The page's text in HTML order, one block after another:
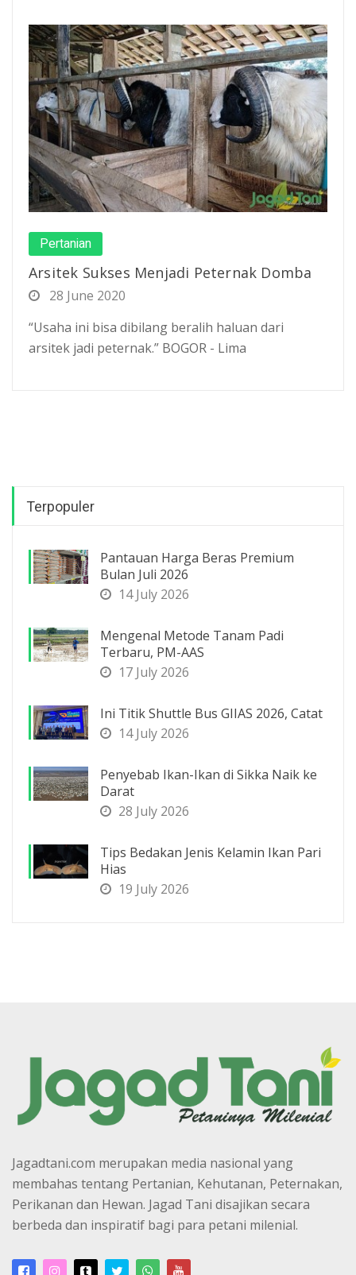
Pertanian
Arsitek Sukses Menjadi Peternak Domba
28 June 2020
“Usaha ini bisa dibilang beralih haluan dari
arsitek jadi peternak.” BOGOR - Lima
Terpopuler
Pantauan Harga Beras Premium
Bulan Juli 2026
14 July 2026
Mengenal Metode Tanam Padi
Terbaru, PM-AAS
17 July 2026
Ini Titik Shuttle Bus GIIAS 2026, Catat
14 July 2026
Penyebab Ikan-Ikan di Sikka Naik ke
Darat
28 July 2026
Tips Bedakan Jenis Kelamin Ikan Pari
Hias
19 July 2026
Jagadtani.com merupakan media nasional yang
membahas tentang Pertanian, Kehutanan, Peternakan,
Perikanan dan Hewan. Jagad Tani disajikan secara
berbeda dan inspiratif bagi para petani milenial.